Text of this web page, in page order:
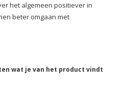
het algemeen positiever in
beter omgaan met
wat je van het product vindt